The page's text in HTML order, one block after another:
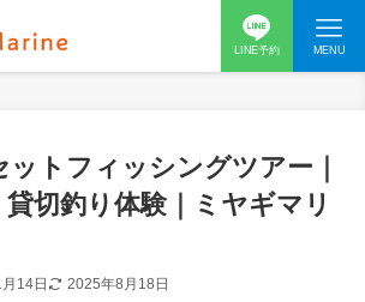
LINE予約 MENU
トフィッシングツアー｜
切釣り体験​｜ミヤギマリ
14日 2025年8月18日